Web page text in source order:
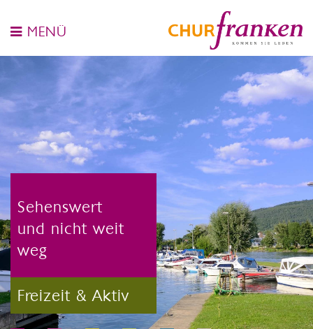
MENÜ
Sehenswert
und nicht weit
weg
Freizeit & Aktiv